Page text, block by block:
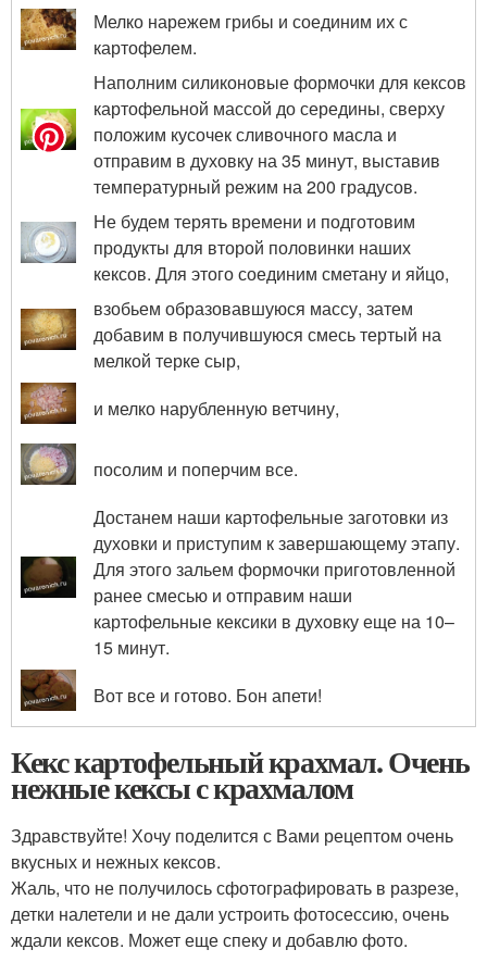
Мелко нарежем грибы и соединим их с
картофелем.
Наполним силиконовые формочки для кексов
картофельной массой до середины, сверху
положим кусочек сливочного масла и
отправим в духовку на 35 минут, выставив
температурный режим на 200 градусов.
Не будем терять времени и подготовим
продукты для второй половинки наших
кексов. Для этого соединим сметану и яйцо,
взобьем образовавшуюся массу, затем
добавим в получившуюся смесь тертый на
мелкой терке сыр,
и мелко нарубленную ветчину,
посолим и поперчим все.
Достанем наши картофельные заготовки из
духовки и приступим к завершающему этапу.
Для этого зальем формочки приготовленной
ранее смесью и отправим наши
картофельные кексики в духовку еще на 10–
15 минут.
Вот все и готово. Бон апети!
Кекс картофельный крахмал. Очень
нежные кексы с крахмалом
Здравствуйте! Хочу поделится с Вами рецептом очень
вкусных и нежных кексов.
Жаль, что не получилось сфотографировать в разрезе,
детки налетели и не дали устроить фотосессию, очень
ждали кексов. Может еще спеку и добавлю фото.